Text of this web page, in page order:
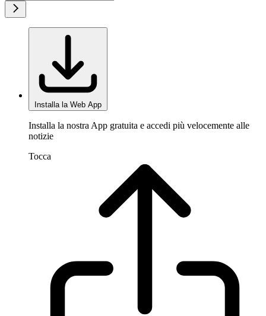
Installa la Web App
Installa la nostra App gratuita e accedi più velocemente alle
notizie
Tocca